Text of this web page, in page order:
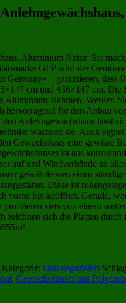
Aluminium Natur: Sie
GFP wird der
Germany» – garantieren, dass
cm und 436×147 cm. Die
Aluminium-Rahmen. Werden
hervorragend für den Anbau
Anlehngewächshaus lässt
wachsen sie. Auch
Gewächshaus eine gewisse
ist aus
auf und Windverbände an
gewährleisten einen
Diese ist
vorne hin geöffnet. Gerade,
stets von einem
zeichnen sich die Platten
Kategorie: Unkategorisiert
, Gewächshäuser aus